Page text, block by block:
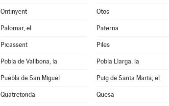
Ontinyent Otos
Palomar, el Paterna
Picassent Piles
Pobla de Vallbona, la Pobla Llarga, la
Puebla de San Miguel Puig de Santa Maria, el
Quatretonda Quesa